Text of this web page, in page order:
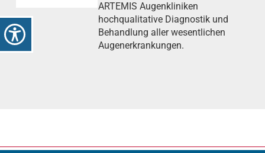
ARTEMIS Augenkliniken
hochqualitative Diagnostik und
Behandlung aller wesentlichen
Augenerkrankungen.